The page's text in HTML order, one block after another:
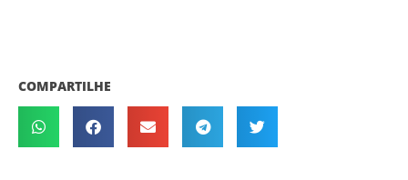
COMPARTILHE